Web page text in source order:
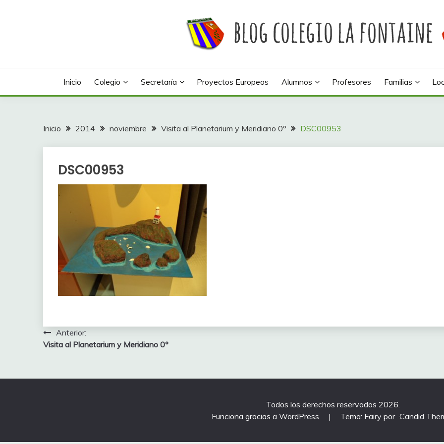
Inicio Colegio Secretaría Proyectos Europeos Alumnos Profesores Familias
Inicio 2014 noviembre Visita al Planetarium y Meridiano 0º DSC00953
DSC00953
Navegación
de
Anterior:
Visita al Planetarium y Meridiano 0º
Todos los derechos reservados 2026.
Funciona gracias a WordPress
| Tema: Fairy por Candid